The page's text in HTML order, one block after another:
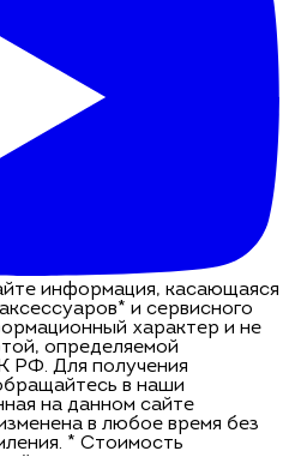
информация, касающаяся
и сервисного
характер и не
определяемой
РФ. Для получения
в наши
на данном сайте
в любое время без
* Стоимость